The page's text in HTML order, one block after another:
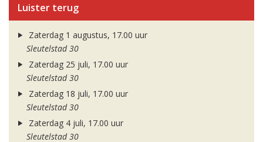
Luister terug
Zaterdag 1 augustus, 17.00 uur
Sleutelstad 30
Zaterdag 25 juli, 17.00 uur
Sleutelstad 30
Zaterdag 18 juli, 17.00 uur
Sleutelstad 30
Zaterdag 4 juli, 17.00 uur
Sleutelstad 30